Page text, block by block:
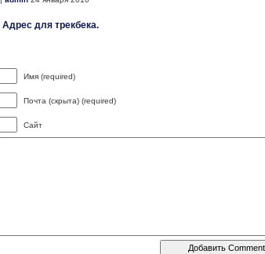
Адрес для трекбека.
Имя (required)
Почта (скрыта) (required)
Сайт